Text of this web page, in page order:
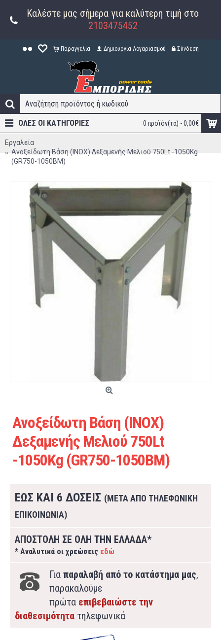
Καλέστε μας σήμερα για καλύτερη τιμή στο
2103475452
Παραγγελία Δημιουργία Λογαριασμού Σύνδεση
0 προϊόν(τα) - 0,00€
ΟΛΕΣ ΟΙ ΚΑΤΗΓΟΡΊΕΣ
Εργαλεία
Ανοξείδωτη Βάση (INOX) Δεξαμενής Μελιού 750Lt -1050Kg
(GR750-1050ΒM)
Ανοξείδωτη Βάση (INOX)
Δεξαμενής Μελιού 750Lt
-1050Kg (GR750-1050ΒM)
ΕΩΣ ΚΑΙ 6 ΔΟΣΕΙΣ (ΜΕΤΑ ΑΠΟ ΤΗΛΕΦΩΝΙΚΗ
ΕΠΙΚΟΙΝΩΝΙΑ)
ΑΠΟΣΤΟΛΗ ΣΕ ΟΛΗ ΤΗΝ ΕΛΛΑΔΑ*
* Αναλυτικά οι χρεώσεις εδώ
Για παραλαβή από το κατάστημα μας,
παρακαλούμε
πρώτα επιβεβαιώστε την
διαθεσιμότητα τηλεφωνικά